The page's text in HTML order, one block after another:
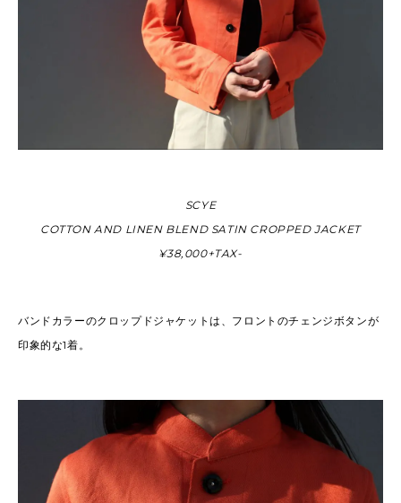
SCYE
COTTON AND LINEN BLEND SATIN CROPPED JACKET
¥38,000+TAX-
バンドカラーのクロップドジャケットは、フロントのチェンジボタンが
印象的な1着。